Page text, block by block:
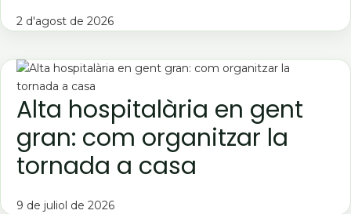
2 d'agost de 2026
Alta hospitalària en gent
gran: com organitzar la
tornada a casa
9 de juliol de 2026